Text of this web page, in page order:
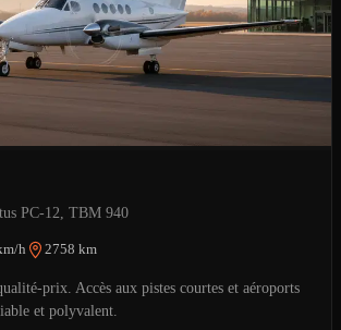
PC-12, TBM 940
h 2758 km
prix. Accès aux pistes courtes et aéroports
et polyvalent.